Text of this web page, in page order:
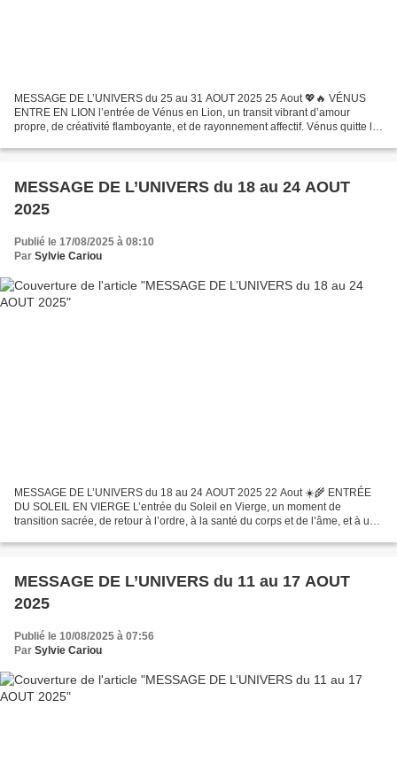
MESSAGE DE L’UNIVERS du 25 au 31 AOUT 2025 25 Aout 💖🔥 VÉNUS
ENTRE EN LION l’entrée de Vénus en Lion, un transit vibrant d’amour
propre, de créativité flamboyante, et de rayonnement affectif. Vénus quitte la
MESSAGE DE L’UNIVERS du 18 au 24 AOUT
2025
Publié le 17/08/2025 à 08:10
Par Sylvie Cariou
MESSAGE DE L’UNIVERS du 18 au 24 AOUT 2025 22 Aout ☀️🌾 ENTRÉE
DU SOLEIL EN VIERGE L’entrée du Soleil en Vierge, un moment de
transition sacrée, de retour à l’ordre, à la santé du corps et de l’âme, et à une
MESSAGE DE L’UNIVERS du 11 au 17 AOUT
2025
Publié le 10/08/2025 à 07:56
Par Sylvie Cariou